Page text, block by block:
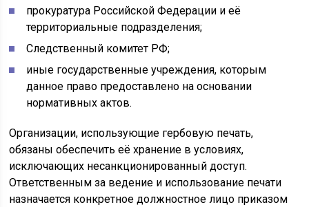
прокуратура Российской Федерации и её
территориальные подразделения;
Следственный комитет РФ;
иные государственные учреждения, которым
данное право предоставлено на основании
нормативных актов.
Организации, использующие гербовую печать,
обязаны обеспечить её хранение в условиях,
исключающих несанкционированный доступ.
Ответственным за ведение и использование печати
назначается конкретное должностное лицо приказом